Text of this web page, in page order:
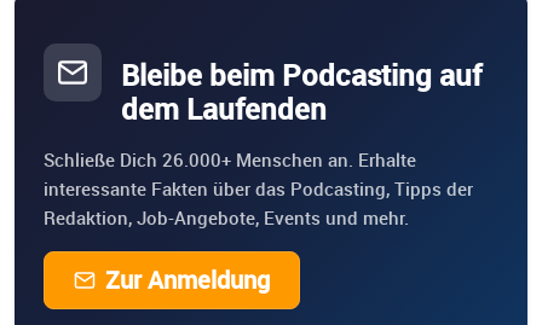
Bleibe beim Podcasting auf
dem Laufenden
Schließe Dich 26.000+ Menschen an. Erhalte
interessante Fakten über das Podcasting, Tipps der
Redaktion, Job-Angebote, Events und mehr.
Zur Anmeldung